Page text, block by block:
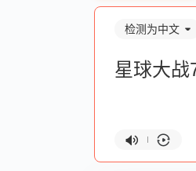
检测为中文